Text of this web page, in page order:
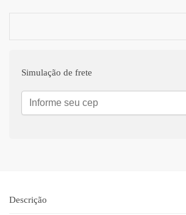
Simulação de frete
Descrição